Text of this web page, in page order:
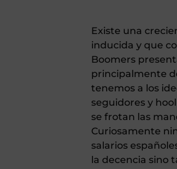
Existe una
inducida y que
Boomers
principalmente
tenemos a los
seguidores y
se frotan las
Curiosamente
salarios
la decencia sino